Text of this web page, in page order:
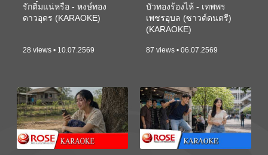
รักติ๋มแน่หรือ - หงษ์ทอง
ดาวอุดร (KARAOKE)
28 views • 10.07.2569
บัวทองร้องไห้ - เทพพร
เพชรอุบล (ซาวด์ดนตรี)
(KARAOKE)
87 views • 06.07.2569